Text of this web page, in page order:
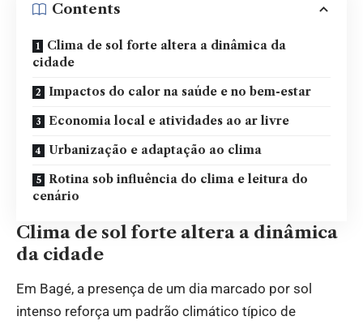
Contents
Clima de sol forte altera a dinâmica da
cidade
Impactos do calor na saúde e no bem-estar
Economia local e atividades ao ar livre
Urbanização e adaptação ao clima
Rotina sob influência do clima e leitura do
cenário
Clima de sol forte altera a dinâmica
da cidade
Em Bagé, a presença de um dia marcado por sol
intenso reforça um padrão climático típico de